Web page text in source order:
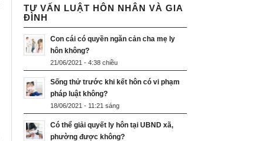
TƯ VẤN LUẬT HÔN NHÂN VÀ GIA
ĐÌNH
Con cái có quyền ngăn cản cha mẹ ly
hôn không?
21/06/2021 - 4:38 chiều
Sống thử trước khi kết hôn có vi phạm
pháp luật không?
18/06/2021 - 11:21 sáng
Có thể giải quyết ly hôn tại UBND xã,
phường được không?